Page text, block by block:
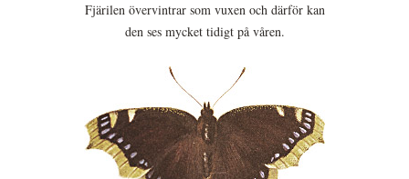
Fjärilen övervintrar som vuxen och därför kan
den ses mycket tidigt på våren.